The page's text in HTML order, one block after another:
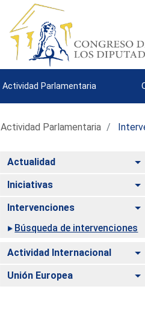
Actividad Parlamentaria
Actividad Parlamentaria
Actualidad
Iniciativas
Intervenciones
Búsqueda de intervenciones
Actividad Internacional
Unión Europea